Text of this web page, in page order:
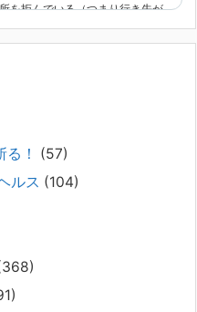
を拒んでいる（つまり行き先が
言われた家族へ──退院
％OFF）こちらのnoteは、
川剛）が支援の現場で行なって
ます。 続きをみ
なコミュニケーション
えるご家族からのご相談を受
！
(57)
ルス (104)